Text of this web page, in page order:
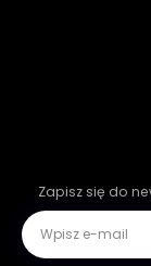
Zapisz się do